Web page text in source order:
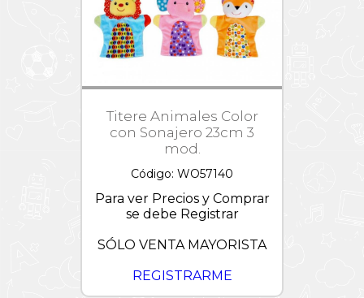
Titere Animales Color
con Sonajero 23cm 3
mod.
Código: WO57140
Para ver Precios y Comprar
se debe Registrar
SÓLO VENTA MAYORISTA
REGISTRARME